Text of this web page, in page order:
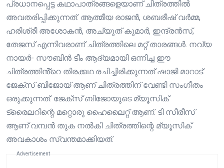
പ്രധാനപ്പെട്ട കഥാപാത്രങ്ങളെയാണ് ചിത്രത്തിൽ
അവതരിപ്പിക്കുന്നത്. ആത്മീയ രാജൻ, ശബരീഷ് വർമ്മ,
ഹരിശ്രീ അശോകൻ, അച്യുത് കുമാർ, ഇന്ദ്രൻസ്,
തേജസ് എന്നിവരാണ് ചിത്രത്തിലെ മറ്റ് താരങ്ങൾ. നവ്യ
നായർ- സൗബിൻ ടീം ആദ്യമായി ഒന്നിച്ച ഈ
ചിത്രത്തിൻ്റെ തിരക്കഥ രചിച്ചിരിക്കുന്നത് ഷാജി മാറാട്.
ജേക്സ് ബിജോയ് ആണ് ചിത്രത്തിന് വേണ്ടി സംഗീതം
ഒരുക്കുന്നത്. ജേക്സ് ബിജോയുടെ മ്യൂസിക്
ട്രൈലറിന്റെ മറ്റൊരു ഹൈലൈറ്റ് ആണ്. ടി സീരീസ്
ആണ് വമ്പൻ തുക നൽകി ചിത്രത്തിന്റെ മ്യൂസിക്
അവകാശം സ്വന്തമാക്കിയത്.
Advertisement